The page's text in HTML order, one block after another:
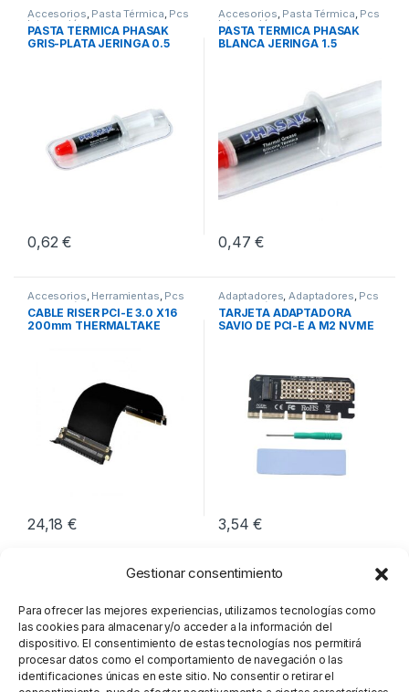
Gestionar consentimiento
Para ofrecer las mejores experiencias, utilizamos tecnologías como
las cookies para almacenar y/o acceder a la información del
dispositivo. El consentimiento de estas tecnologías nos permitirá
procesar datos como el comportamiento de navegación o las
identificaciones únicas en este sitio. No consentir o retirar el
Accesorios, Pasta Térmica, Pcs
Integración
PASTA TÉRMICA PHASAK
GRIS-PLATA JERINGA 0.5
0,62€
Accesorios, Pasta Térmica, Pcs
Integración
PASTA TERMICA PHASAK
BLANCA JERINGA 1.5
0,47€
Accesorios, Herramientas, Pcs
Integración
CABLE RISER PCI-E 3.0 X16
200mm THERMALTAKE
24,18€
Adaptadores,Adaptadores, Pcs
Integración
TARJETA ADAPTADORA
SAVIO DE PCI-E A M2 NVME
3,54€